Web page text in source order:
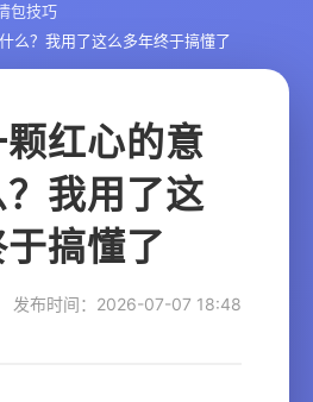
包技巧
么？我用了这么多年终于搞懂了
红心的意
我用了这
搞懂了
发布时间：2026-07-07 18:48